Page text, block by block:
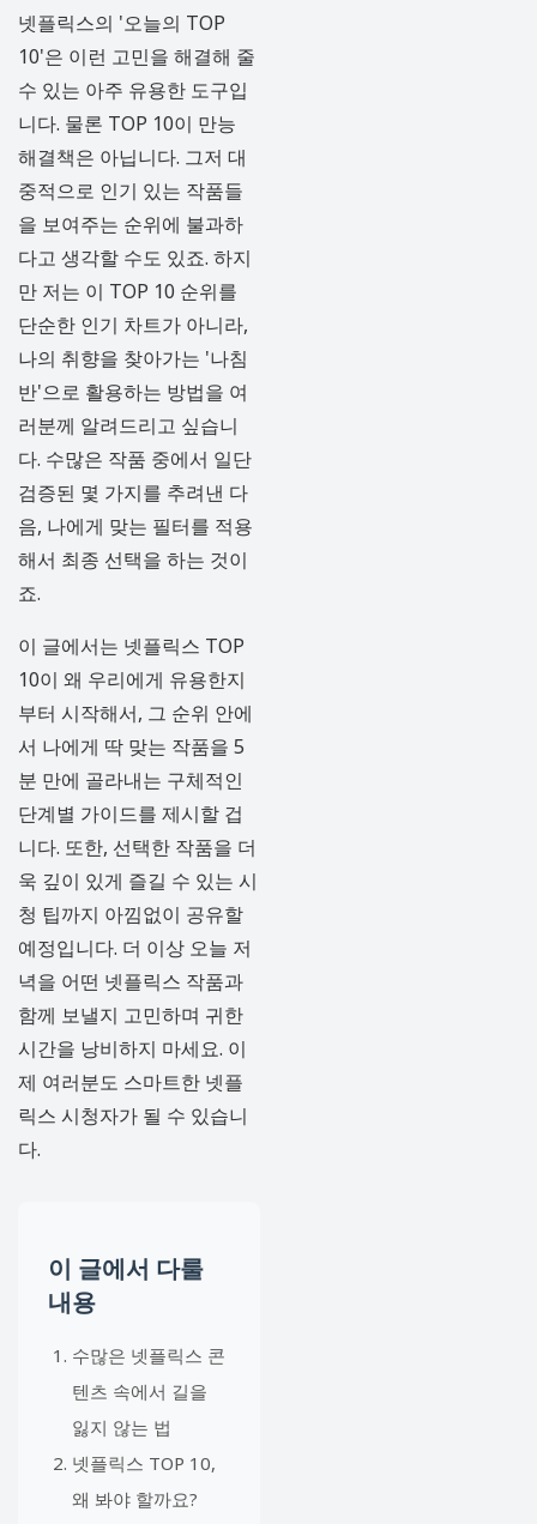
넷플릭스의 '오늘의 TOP
10'은 이런 고민을 해결해 줄
수 있는 아주 유용한 도구입
니다. 물론 TOP 10이 만능
해결책은 아닙니다. 그저 대
중적으로 인기 있는 작품들
을 보여주는 순위에 불과하
다고 생각할 수도 있죠. 하지
만 저는 이 TOP 10 순위를
단순한 인기 차트가 아니라,
나의 취향을 찾아가는 '나침
반'으로 활용하는 방법을 여
러분께 알려드리고 싶습니
다. 수많은 작품 중에서 일단
검증된 몇 가지를 추려낸 다
음, 나에게 맞는 필터를 적용
해서 최종 선택을 하는 것이
죠.
이 글에서는 넷플릭스 TOP
10이 왜 우리에게 유용한지
부터 시작해서, 그 순위 안에
서 나에게 딱 맞는 작품을 5
분 만에 골라내는 구체적인
단계별 가이드를 제시할 겁
니다. 또한, 선택한 작품을 더
욱 깊이 있게 즐길 수 있는 시
청 팁까지 아낌없이 공유할
예정입니다. 더 이상 오늘 저
녁을 어떤 넷플릭스 작품과
함께 보낼지 고민하며 귀한
시간을 낭비하지 마세요. 이
제 여러분도 스마트한 넷플
릭스 시청자가 될 수 있습니
다.
이 글에서 다룰
내용
수많은 넷플릭스 콘
텐츠 속에서 길을
잃지 않는 법
넷플릭스 TOP 10,
왜 봐야 할까요?